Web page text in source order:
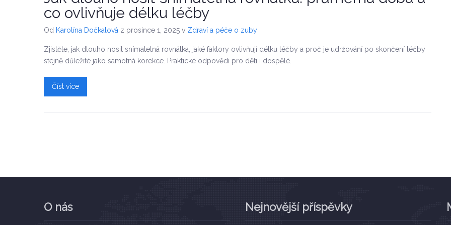
co ovlivňuje délku léčby
Od Karolína Dočkalová z prosince 1, 2025 v Zdraví a péče o zuby
Zjistěte, jak dlouho nosit snímatelná rovnátka, jaké faktory ovlivňují délku léčby a proč je udržování po skončení léčby
stejně důležité jako samotná korekce. Praktické odpovědi pro děti i dospělé.
Číst více
O nás Nejnovější příspěvky